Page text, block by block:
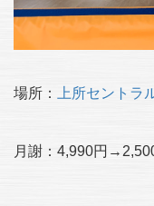
場所： 上所セントラ
月謝：4,990円